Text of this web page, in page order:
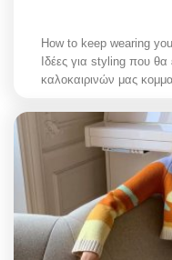
How to keep wearing
Ιδέες για styling που
καλοκαιρινών μας